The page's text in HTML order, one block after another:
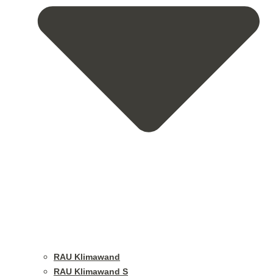
RAU Klimawand
RAU Klimawand S